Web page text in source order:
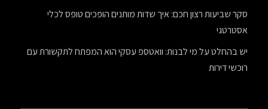
סקר שביעות רצון חכם: איך שדות מותנים הופכים טופס לכלי
אסטרטגי
יש בהחלט על מי לבנות: וואטספ עסקי הוא המפתח לתקשורת עם
רוכשי דירות